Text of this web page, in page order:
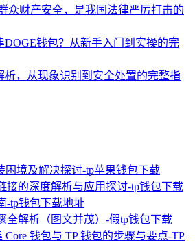
众财产安全，是我国法律严厉打击的
DOGE钱包？从新手入门到实操的完
析，从现象识别到安全处置的完整指
困境及解决探讨-tp苹果钱包下载
接的深度解析与应用探讨-tp钱包下载
-tp钱包下载地址
全解析（图文并茂）-假tp钱包下载
Core 钱包与 TP 钱包的步骤与要点-TP